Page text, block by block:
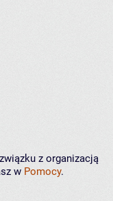
z organizacją
w Pomocy.